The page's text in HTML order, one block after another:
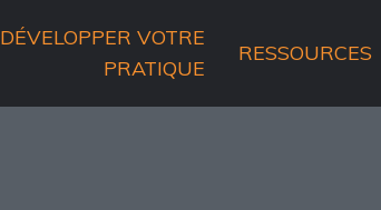
DÉVELOPPER VOTRE
PRATIQUE
RESSOURCES